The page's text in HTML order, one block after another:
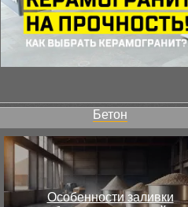
Бетон
Особенности заливки